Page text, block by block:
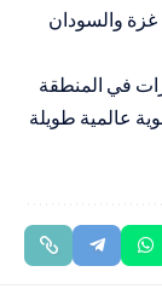
غزة والسودان
في المنطقة
عالمية طويلة